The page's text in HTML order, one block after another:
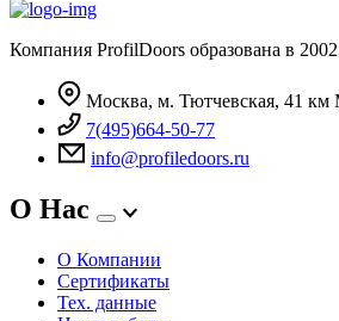
Компания ProfilDoors образована в 2002
Москва, м. Тютчевская, 41
7(495)664-50-77
info@profiledoors.ru
О Нас
О Компании
Сертификаты
Тех. данные